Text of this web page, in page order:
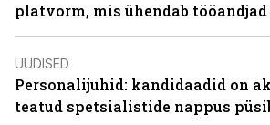
platvorm, mis ühendab
UUDISED
Personalijuhid: kandidaadid on
teatud spetsialistide nappus